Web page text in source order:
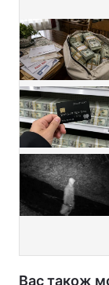
Вас також